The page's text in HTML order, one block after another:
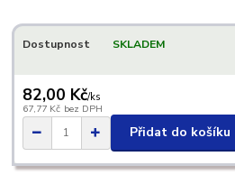
Dostupnost SKLADEM
82,00 Kč/ks
67,77 Kč bez DPH
Přidat do košíku